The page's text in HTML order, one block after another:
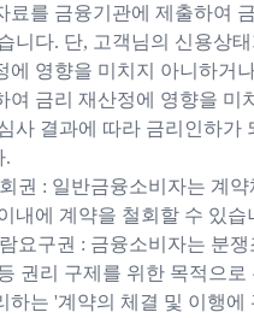
료를 금융기관에 제출하여
니다. 단, 고객님의 신용상태
에 영향을 미치지 아니하거
여 금리 재산정에 영향을 미
사 결과에 따라 금리인하가
.
권 : 일반금융소비자는 계
내에 계약을 철회할 수 있습
요구권 : 금융소비자는 분
권리 구제를 위한 목적으로
하는 '계약의 체결 및 이행에